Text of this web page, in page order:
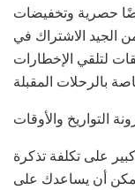
حصرية وتخفيضات
الجيد الاشتراك في
لتلقي الإخطارات
بالرحلات المقبلة
التواريخ والأوقات
على تكلفة تذكرة
يمكن أن يساعدك على